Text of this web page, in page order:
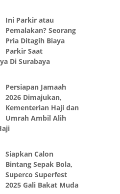
Ini Parkir atau
Pemalakan? Seorang
Pria Ditagih Biaya
Parkir Saat
Di Surabaya
Persiapan Jamaah
2026 Dimajukan,
Kementerian Haji dan
Umrah Ambil Alih
Siapkan Calon
Bintang Sepak Bola,
Superco Superfest
2025 Gali Bakat Muda